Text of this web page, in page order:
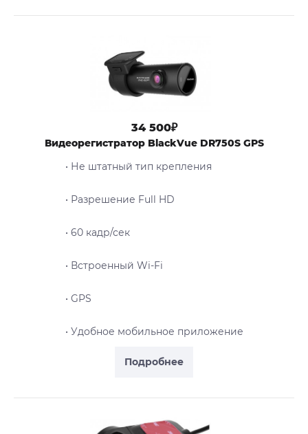
Подробнее
34 500₽
Видеорегистратор BlackVue DR750S GPS
• Не штатный тип крепления
• Разрешение Full HD
• 60 кадр/сек
• Встроенный Wi-Fi
• GPS
• Удобное мобильное приложение